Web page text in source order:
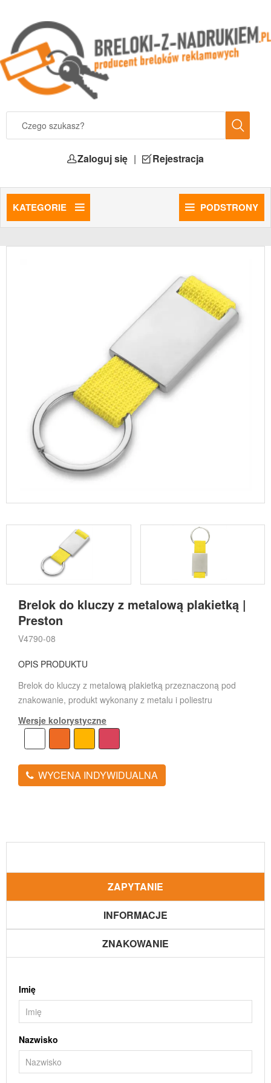
Zaloguj się | Rejestracja
KATEGORIE PODSTRONY
Brelok do kluczy z metalową plakietką |
Preston
V4790-08
OPIS PRODUKTU
Brelok do kluczy z metalową plakietką przeznaczoną pod
znakowanie, produkt wykonany z metalu i poliestru
Wersje kolorystyczne
WYCENA INDYWIDUALNA
ZAPYTANIE
INFORMACJE
ZNAKOWANIE
Imię
Nazwisko